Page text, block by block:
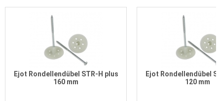
Ejot Rondellendübel STR-H plus
160 mm
Ejot Rondellendübel
120 mm